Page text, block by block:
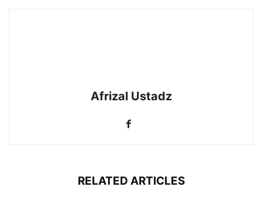
Afrizal Ustadz
RELATED ARTICLES